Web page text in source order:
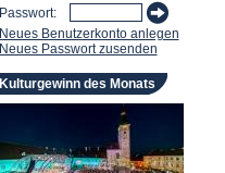
Passwort:
Neues Benutzerkonto anlegen
Neues Passwort zusenden
Kulturgewinn des Monats